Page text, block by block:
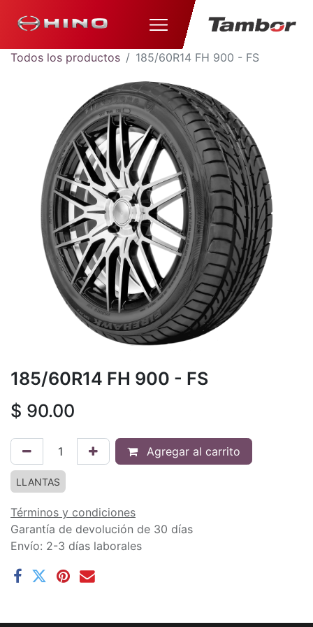
Todos los productos 185/60R14 FH 900 - FS
185/60R14 FH 900 - FS
$ 90.00
Agregar al carrito
LLANTAS
Términos y condiciones
Garantía de devolución de 30 días
Envío: 2-3 días laborales